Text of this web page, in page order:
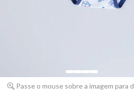
Passe o mouse sobre a imagem para